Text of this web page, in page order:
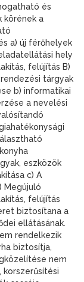
és
körének a
a) új férőhelyek
hely
felújítás B)
tárgyak
b) informatikai
a nevelési
eszközök
c) A
Megújuló
felújítás
biztosítana a
ellátásának.
rendelkezik
biztosítja,
nem